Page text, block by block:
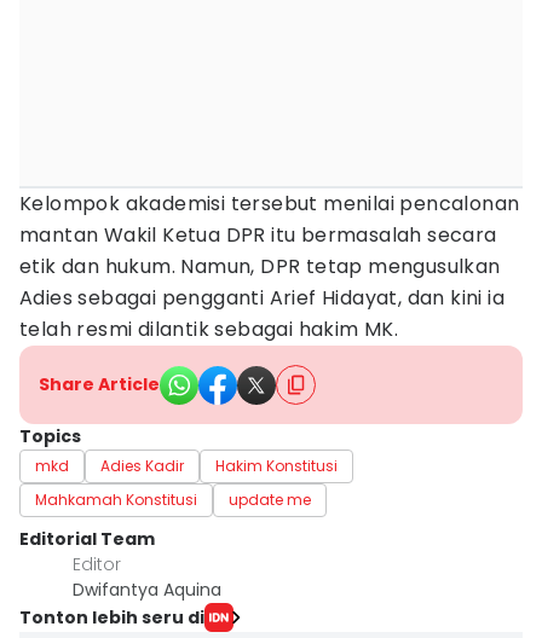
Kelompok akademisi tersebut menilai pencalonan
mantan Wakil Ketua DPR itu bermasalah secara
etik dan hukum. Namun, DPR tetap mengusulkan
Adies sebagai pengganti Arief Hidayat, dan kini ia
telah resmi dilantik sebagai hakim MK.
Share Article
Topics
mkd Adies Kadir
Hakim Konstitusi
Mahkamah Konstitusi
update me
Editorial Team
Editor
Dwifantya Aquina
Tonton lebih seru di